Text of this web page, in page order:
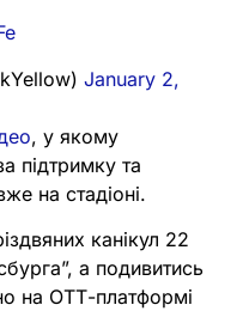
January 2,
, у якому
підтримку та
на стадіоні.
канікул 22
а подивитись
на ОТТ-платформі